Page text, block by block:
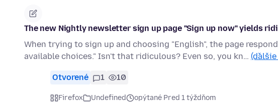
The new Nightly newsletter sign up page "Sign up now" yields
When trying to sign up and choosing "English", the page
available choices." Isn't that ridiculous? Even so, you kn…
Otvorené 1 10
Firefox Undefined opýtané Pred 1 týždňom